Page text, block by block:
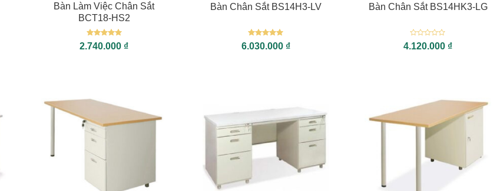
Bàn Làm Việc Chân Sắt
BCT18-HS2
Được xếp
hạng55
2.740.000 ₫
Bàn Chân Sắt BS14H3-LV
Được xếp
hạng55
6.030.000 ₫
Bàn Chân Sắt BS14HK3-LG
Được
xếp
4.120.000 ₫